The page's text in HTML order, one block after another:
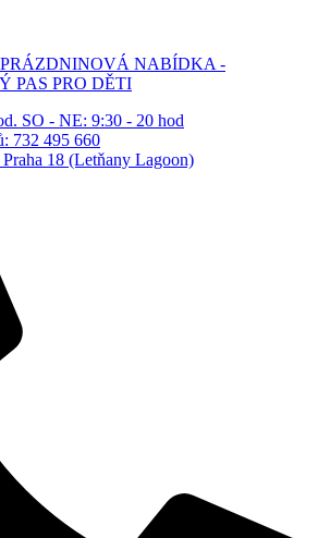
NABÍDKA -
PAS PRO DĚTI
SO - NE: 9:30 - 20 hod
732 495 660
18 (Letňany Lagoon)